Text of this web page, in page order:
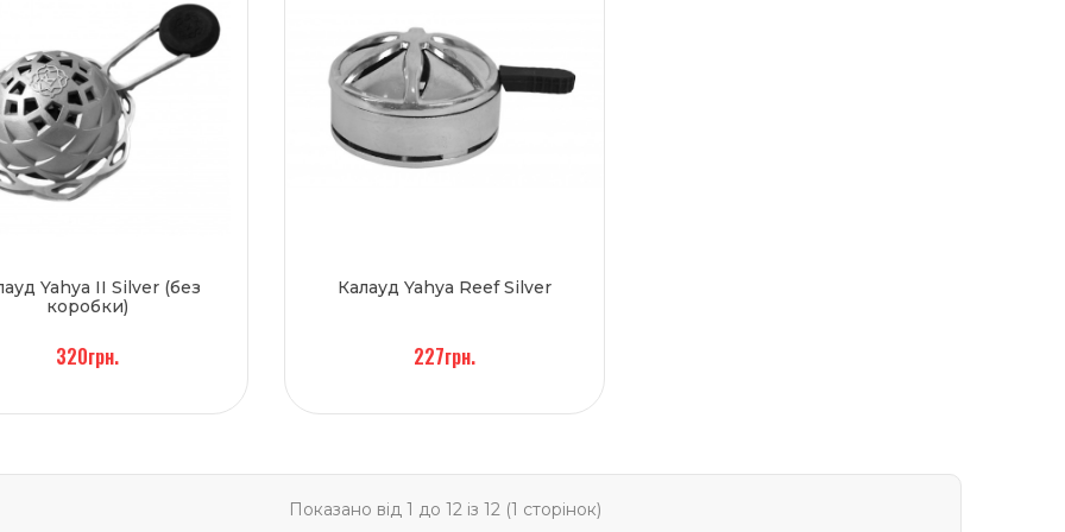
Yahya II Silver (без
коробки)
320грн.
Калауд Yahya Reef Silver
227грн.
Показано від 1 до 12 із 12 (1 сторінок)